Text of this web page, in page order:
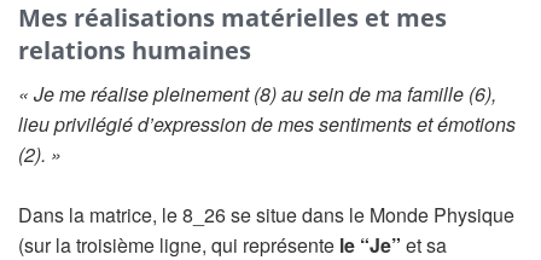
Mes réalisations matérielles et mes
relations humaines
« Je me réalise pleinement (8) au sein de ma famille (6),
lieu privilégié d’expression de mes sentiments et émotions
(2). »
Dans la matrice, le 8_26 se situe dans le Monde Physique
(sur la troisième ligne, qui représente le “Je” et sa